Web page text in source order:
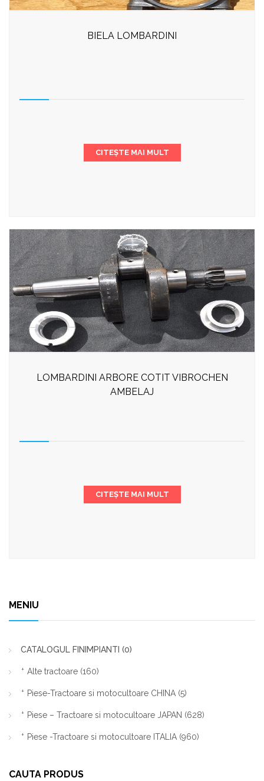
BIELA LOMBARDINI
CITEȘTE MAI MULT
LOMBARDINI ARBORE COTIT VIBROCHEN
AMBELAJ
CITEȘTE MAI MULT
MENIU
CATALOGUL FINIMPIANTI (0)
Alte tractoare (160)
Piese-Tractoare si motocultoare CHINA (5)
Piese – Tractoare si motocultoare JAPAN (628)
Piese -Tractoare si motocultoare ITALIA (960)
CAUTA PRODUS